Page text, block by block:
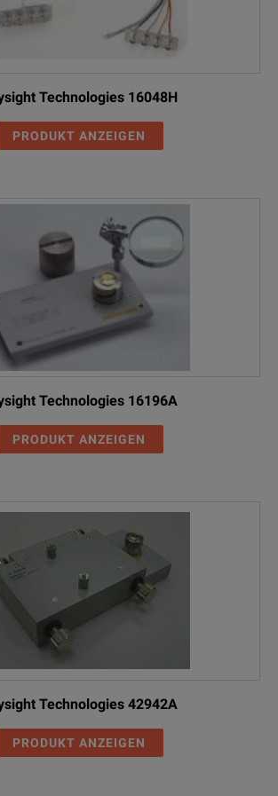
Technologies 16048H
PRODUKT ANZEIGEN
Technologies 16196A
PRODUKT ANZEIGEN
Technologies 42942A
PRODUKT ANZEIGEN